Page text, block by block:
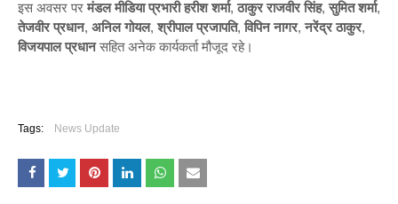
इस अवसर पर मंडल मीडिया प्रभारी हरीश शर्मा, ठाकुर राजवीर सिंह, सुमित शर्मा,
तेजवीर प्रधान, अनिल गोयल, श्रीपाल प्रजापति, विपिन नागर, नरेंद्र ठाकुर,
विजयपाल प्रधानसहित अनेक कार्यकर्ता मौजूद रहे।
Tags: News Update